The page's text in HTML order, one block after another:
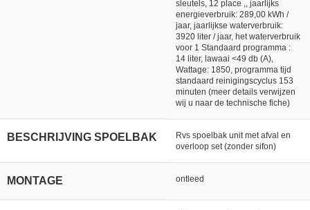
sleutels, 12 place ,, jaarlijks
energieverbruik: 289,00 kWh /
jaar, jaarlijkse waterverbruik:
3920 liter / jaar, het waterverbruik
voor 1 Standaard programma :
14 liter, lawaai <49 db (A),
Wattage: 1850, programma tijd
standaard reinigingscyclus 153
minuten (meer details verwijzen
wij u naar de technische fiche)
BESCHRIJVING SPOELBAK
Rvs spoelbak unit met afval en
overloop set (zonder sifon)
MONTAGE ontleed